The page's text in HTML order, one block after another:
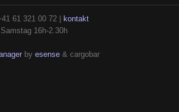
61 321 00 72 |
kontakt
16h-2.30h
by esense& cargobar